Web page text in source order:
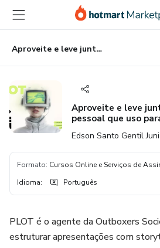
para
conteúdo
principal
para
pagamento
para
rodapé
Aproveite e leve junto meu agente pessoal que uso para fazer minhas apresentações: Agente PLOT
Aproveite e leve
pessoal que uso
Edson Santo Gentil
Formato: Cursos Online e Serviços de
Idioma: Português
PLOT é o agente da Outboxers
estruturar apresentações com